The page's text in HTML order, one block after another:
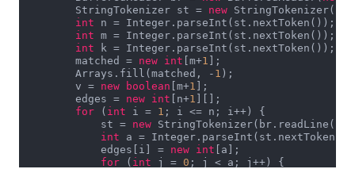
        StringTokenizer st =
new
int n = Integer.parseInt(st.nextToken());
int m = Integer.parseInt(st.nextToken());
int k = Integer.parseInt(st.nextToken());
        matched =
new int [m+1 ];
        Arrays.fill(matched, -
1 );
        v =
new boolean [m+1 ];
        edges =
new int [n+1 ][];
for ( int i = 1 ; i <= n; i++) {
            st =
new StringTokenizer(br.readLine());
int a =
            edges[i] =
new int [a];
for ( int j = 0 ; j < a; j++) {